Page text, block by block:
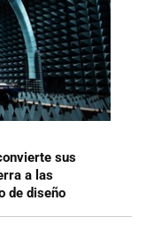
sus
a las
de diseño